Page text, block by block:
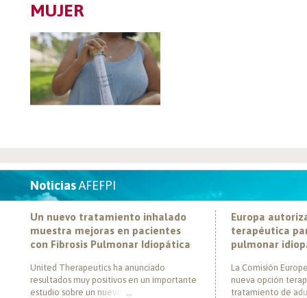
MUJER
NoticiasAFEFPI
Un nuevo tratamiento inhalado
muestra mejoras en pacientes
con Fibrosis Pulmonar Idiopática
United Therapeutics ha anunciado
resultados muy positivos en un importante
estudio sobre un nuevo tratamiento
Europa
terapéutica
pulmonar
La Comisión
nueva opción
tratamiento de